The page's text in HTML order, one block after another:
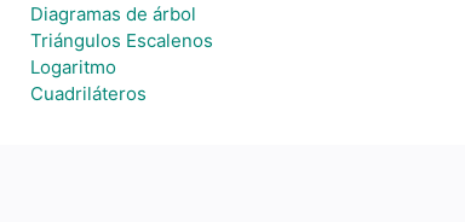
Diagramas de árbol
Triángulos Escalenos
Logaritmo
Cuadriláteros